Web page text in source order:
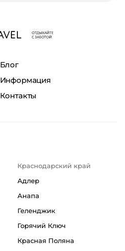
Блог
Информация
Контакты
Краснодарский край
Адлер
Анапа
Геленджик
Горячий Ключ
Красная Поляна